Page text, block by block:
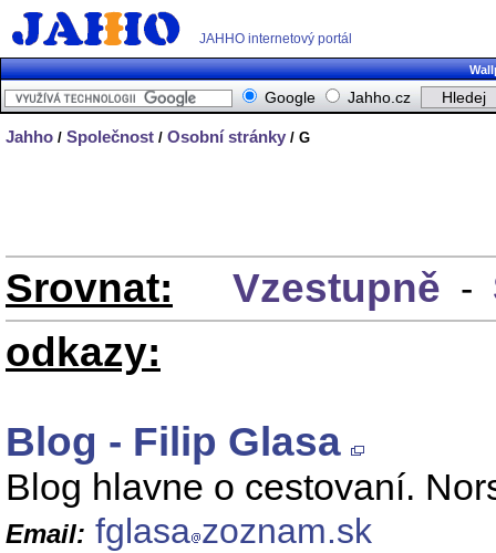
JAHHO internetový portál
Google Jahho.cz
Jahho / Společnost / Osobní stránky / G
Srovnat: Vzestupně -
odkazy:
Blog - Filip Glasa
Blog hlavne o cestovaní.
Email: fglasa zoznam.sk